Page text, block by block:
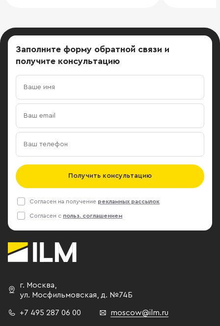
Заполните форму обратной связи и
получите консультацию
Получить консультацию
Согласен на получение рекламных рассылок
Согласен с польз. соглашением
г. Москва
ул. Мосфильмовская,
д. №74Б
+7 495 287 06 00 moscow@ilm.ru